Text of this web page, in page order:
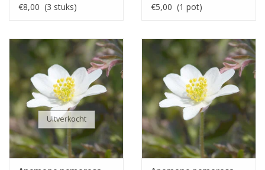
€8,00 (3 stuks)
€5,00 (1 pot)
Uitverkocht